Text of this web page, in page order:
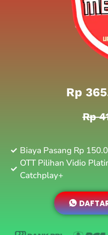
Rp
Rp
Biaya Pasang Rp
OTT Pilihan Vidio
Catchplay+